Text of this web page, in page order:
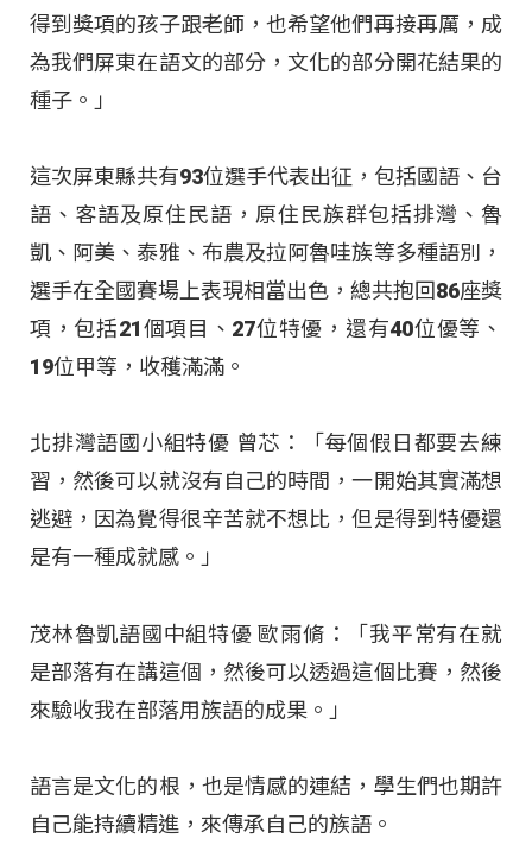
得到獎項的孩子跟老師，也希望他們再接再厲，成
為我們屏東在語文的部分，文化的部分開花結果的
種子。」
這次屏東縣共有93位選手代表出征，包括國語、台
語、客語及原住民語，原住民族群包括排灣、魯
凱、阿美、泰雅、布農及拉阿魯哇族等多種語別，
選手在全國賽場上表現相當出色，總共抱回86座獎
項，包括21個項目、27位特優，還有40位優等、
19位甲等，收穫滿滿。
北排灣語國小組特優 曾芯：「每個假日都要去練
習，然後可以就沒有自己的時間，一開始其實滿想
逃避，因為覺得很辛苦就不想比，但是得到特優還
是有一種成就感。」
茂林魯凱語國中組特優 歐雨脩：「我平常有在就
是部落有在講這個，然後可以透過這個比賽，然後
來驗收我在部落用族語的成果。」
語言是文化的根，也是情感的連結，學生們也期許
自己能持續精進，來傳承自己的族語。